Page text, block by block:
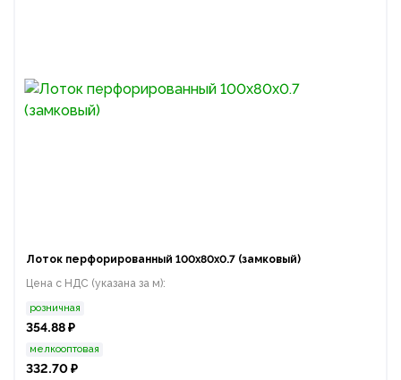
Лоток перфорированный 100x80x0.7 (замковый)
Цена с НДС (указана за м):
розничная
354.88 ₽
мелкооптовая
332.70 ₽